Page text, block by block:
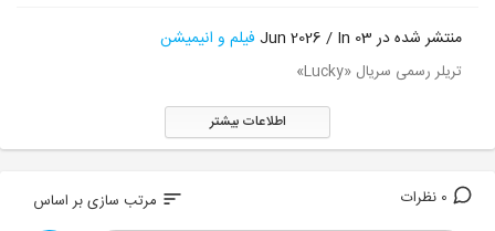
منتشر شده در 03 Jun 2026 / In فیلم و انیمیشن
تریلر رسمی سریال «Lucky»
اطلاعات بیشتر
sort مرتب سازی بر اساس